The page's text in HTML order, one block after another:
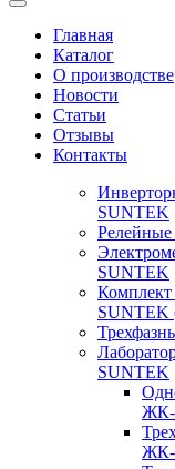
Главная
Каталог
О производстве
Новости
Статьи
Отзывы
Контакты
SUNTEK
Релейные
SUNTEK
Комплект
SUNTEK
SUNTEK
ЖК-
ЖК-